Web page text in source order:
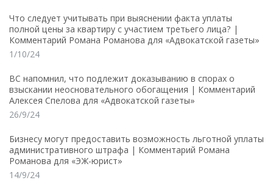
Что следует учитывать при выяснении факта уплаты
полной цены за квартиру с участием третьего лица? |
Комментарий Романа Романова для «Адвокатской газеты»
1/10/24
ВС напомнил, что подлежит доказыванию в спорах о
взыскании неосновательного обогащения | Комментарий
Алексея Спелова для «Адвокатской газеты»
26/9/24
Бизнесу могут предоставить возможность льготной уплаты
административного штрафа | Комментарий Романа
Романова для «ЭЖ-юрист»
14/9/24